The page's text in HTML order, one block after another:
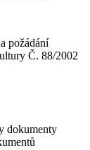
požádání
Č. 88/2002
dokumenty